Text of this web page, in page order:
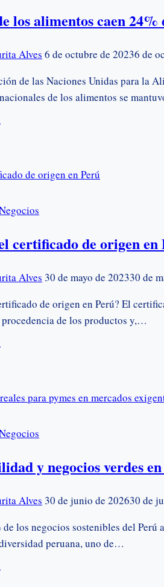
los alimentos caen
Alves 6 de octubre de 20236 de
de las Naciones Unidas para la
de los alimentos se
certificado de origen en
Alves 30 de mayo de 202330 de
de origen en Perú? El
de los productos y,…
y negocios verdes
Alves 30 de junio de 202630 de
los negocios sostenibles del
peruana, uno de…